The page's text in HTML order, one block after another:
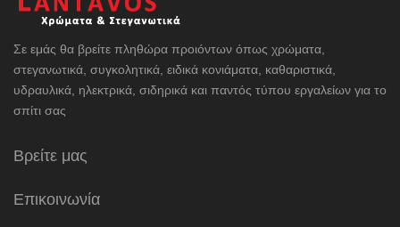
Σε εμάς θα βρείτε πληθώρα προιόντων όπως χρώματα,
στεγανωτικά, συγκολητικά, ειδικά κονιάματα, καθαριστικά,
υδραυλικά, ηλεκτρικά, σιδηρικά και παντός τύπου εργαλείων για το
σπίτι σας
Βρείτε μας
Επικοινωνία